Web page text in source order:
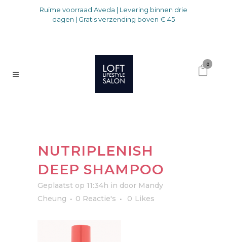
Ruime voorraad Aveda | Levering binnen drie
dagen | Gratis verzending boven € 45
0
NUTRIPLENISH
DEEP SHAMPOO
Geplaatst op 11:34h in door Mandy
Cheung
0 Reactie's 0 Likes